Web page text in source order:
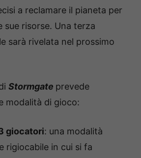
a reclamare il pianeta per
sue risorse. Una terza
sarà rivelata nel prossimo
Stormgate prevede
modalità di gioco:
giocatori: una modalità
rigiocabile in cui si fa